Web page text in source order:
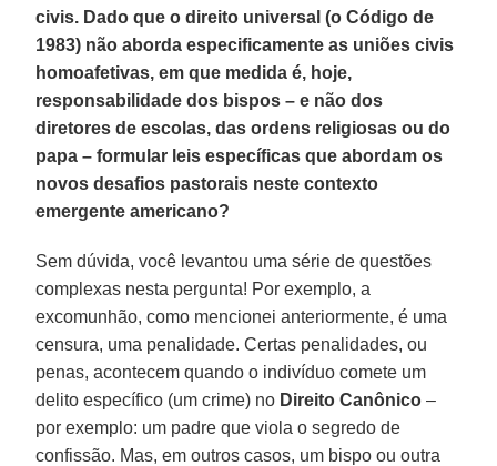
civis. Dado que o direito universal (o Código de
1983) não aborda especificamente as uniões civis
homoafetivas, em que medida é, hoje,
responsabilidade dos bispos – e não dos
diretores de escolas, das ordens religiosas ou do
papa – formular leis específicas que abordam os
novos desafios pastorais neste contexto
emergente americano?
Sem dúvida, você levantou uma série de questões
complexas nesta pergunta! Por exemplo, a
excomunhão, como mencionei anteriormente, é uma
censura, uma penalidade. Certas penalidades, ou
penas, acontecem quando o indivíduo comete um
delito específico (um crime) no Direito Canônico –
por exemplo: um padre que viola o segredo de
confissão. Mas, em outros casos, um bispo ou outra